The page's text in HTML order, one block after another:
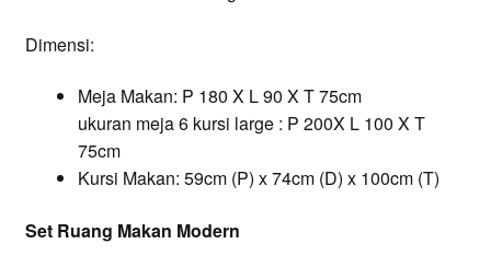
Dimensi:
Meja Makan: P 180 X L 90 X T 75cm
ukuran meja 6 kursi large : P 200X L 100 X T
75cm
Kursi Makan: 59cm (P) x 74cm (D) x 100cm (T)
Set Ruang Makan Modern